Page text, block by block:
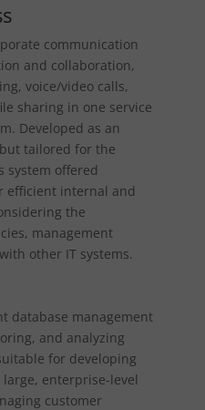
communication
and collaboration,
voice/video calls,
sharing in one service
Developed as an
tailored for the
system offered
efficient internal and
the
management
other IT systems.
database management
and analyzing
for developing
enterprise-level
customer